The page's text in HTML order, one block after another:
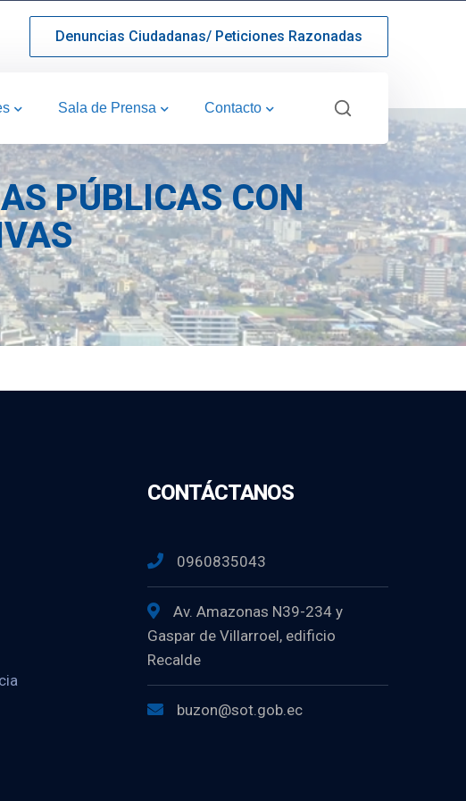
Denuncias Ciudadanas/ Peticiones Razonadas
Sala de Prensa Contacto
PÚBLICAS CON
CONTÁCTANOS
0960835043
Av. Amazonas N39-234 y
Gaspar de Villarroel, edificio
Recalde
buzon@sot.gob.ec